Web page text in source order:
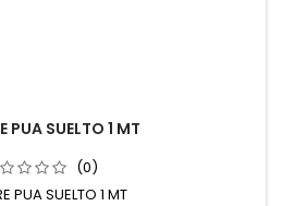
PUA SUELTO 1 MT
(0)
PUA SUELTO 1 MT